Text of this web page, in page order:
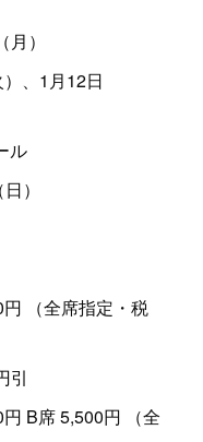
）
、1月12日
ル
）
円 （全席指定・税
引
B席 5,500円 （全